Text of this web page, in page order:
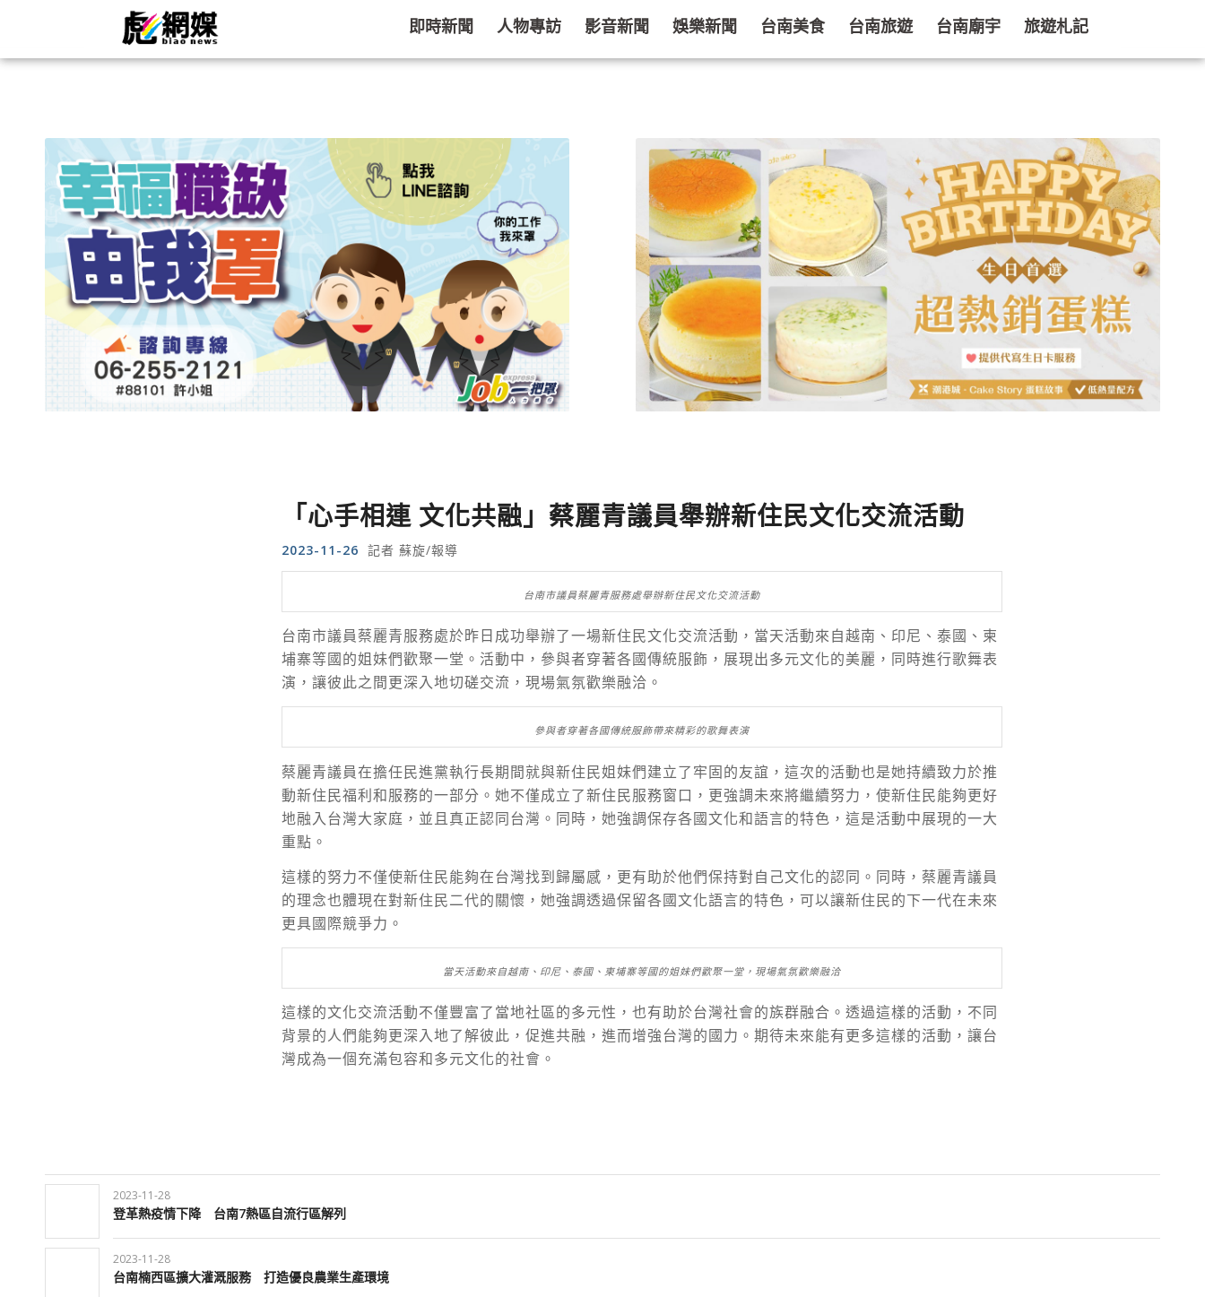
即時新聞 人物專訪 影音新聞 娛樂新聞 台南美食 台南旅遊 台南廟宇 旅遊札記
「心手相連 文化共融」蔡麗青議員舉辦新住民文化交流活動
2023-11-26 記者 蘇旋/報導
台南市議員蔡麗青服務處舉辦新住民文化交流活動
台南市議員蔡麗青服務處於昨日成功舉辦了一場新住民文化交流活動，當天活動來自越南、印尼、泰國、柬
埔寨等國的姐妹們歡聚一堂。活動中，參與者穿著各國傳統服飾，展現出多元文化的美麗，同時進行歌舞表
演，讓彼此之間更深入地切磋交流，現場氣氛歡樂融洽。
參與者穿著各國傳統服飾帶來精彩的歌舞表演
蔡麗青議員在擔任民進黨執行長期間就與新住民姐妹們建立了牢固的友誼，這次的活動也是她持續致力於推
動新住民福利和服務的一部分。她不僅成立了新住民服務窗口，更強調未來將繼續努力，使新住民能夠更好
地融入台灣大家庭，並且真正認同台灣。同時，她強調保存各國文化和語言的特色，這是活動中展現的一大
重點。
這樣的努力不僅使新住民能夠在台灣找到歸屬感，更有助於他們保持對自己文化的認同。同時，蔡麗青議員
的理念也體現在對新住民二代的關懷，她強調透過保留各國文化語言的特色，可以讓新住民的下一代在未來
更具國際競爭力。
當天活動來自越南、印尼、泰國、柬埔寨等國的姐妹們歡聚一堂，現場氣氛歡樂融洽
這樣的文化交流活動不僅豐富了當地社區的多元性，也有助於台灣社會的族群融合。透過這樣的活動，不同
背景的人們能夠更深入地了解彼此，促進共融，進而增強台灣的國力。期待未來能有更多這樣的活動，讓台
灣成為一個充滿包容和多元文化的社會。
2023-11-28
登革熱疫情下降 台南7熱區自流行區解列
2023-11-28
台南楠西區擴大灌溉服務 打造優良農業生產環境